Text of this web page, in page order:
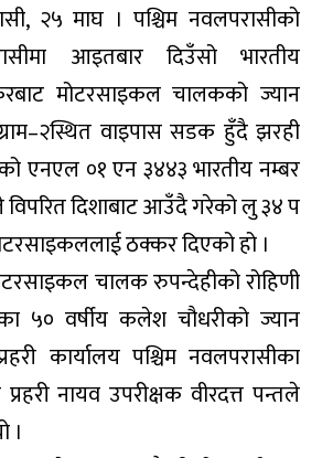
२५ माघ । पश्चिम नवलपरासीको
आइतबार दिउँसो भारतीय
मोटरसाइकल चालकको ज्यान
वाइपास सडक हुँदै झरही
एनएल ०१ एन ३४४३ भारतीय नम्बर
दिशाबाट आउँदै गरेको लु ३४ प
ठक्कर दिएको हो ।
चालक रुपन्देहीको रोहिणी
५० वर्षीय कलेश चौधरीको ज्यान
कार्यालय पश्चिम नवलपरासीका
नायव उपरीक्षक वीरदत्त पन्तले
।